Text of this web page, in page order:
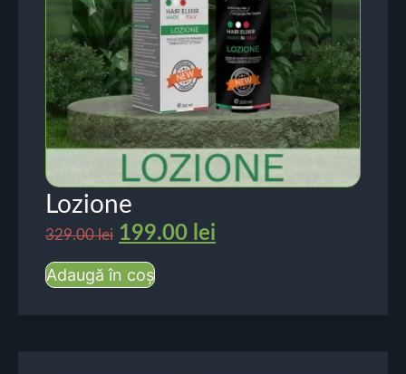
Lozione
329.00lei 199.00 lei
Adaugă în coș